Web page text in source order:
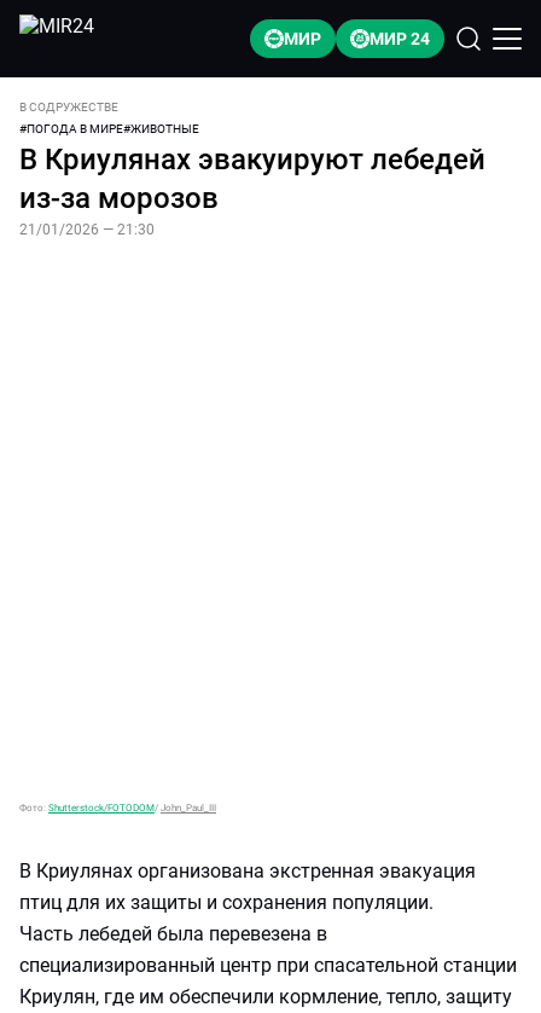
МИР МИР 24
В СОДРУЖЕСТВЕ
#ПОГОДА В МИРЕ#ЖИВОТНЫЕ
В Криулянах эвакуируют лебедей
из-за морозов
21/01/2026 — 21:30
Фото: Shutterstock/FOTODOM/ John_Paul_III
В Криулянах организована экстренная эвакуация
птиц для их защиты и сохранения популяции.
Часть лебедей была перевезена в
специализированный центр при спасательной станции
Криулян, где им обеспечили кормление, тепло, защиту